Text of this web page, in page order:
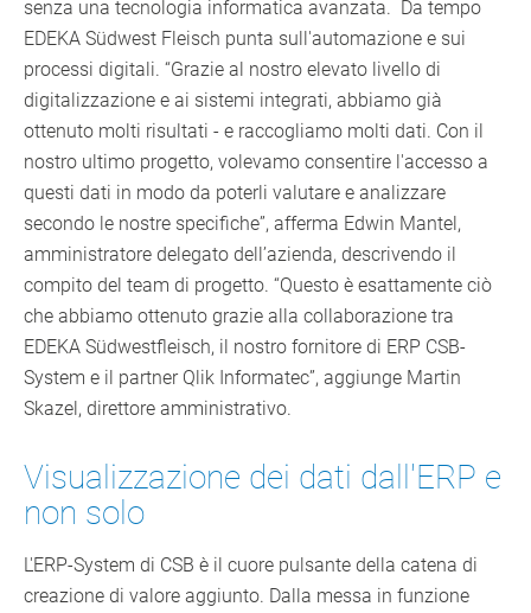
senza una tecnologia informatica avanzata. Da tempo
EDEKA Südwest Fleisch punta sull'automazione e sui
processi digitali. “Grazie al nostro elevato livello di
digitalizzazione e ai sistemi integrati, abbiamo già
ottenuto molti risultati - e raccogliamo molti dati. Con il
nostro ultimo progetto, volevamo consentire l'accesso a
questi dati in modo da poterli valutare e analizzare
secondo le nostre specifiche”, afferma Edwin Mantel,
amministratore delegato dell’azienda, descrivendo il
compito del team di progetto. “Questo è esattamente ciò
che abbiamo ottenuto grazie alla collaborazione tra
EDEKA Südwestfleisch, il nostro fornitore di ERP CSB-
System e il partner Qlik Informatec”, aggiunge Martin
Skazel, direttore amministrativo.
Visualizzazione dei dati dall'ERP e
non solo
L'ERP-System di CSB è il cuore pulsante della catena di
creazione di valore aggiunto. Dalla messa in funzione